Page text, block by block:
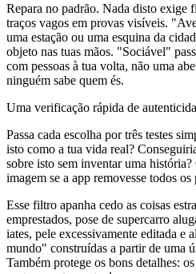
Repara no padrão. Nada disto exige
traços vagos em provas visíveis.
uma estação ou uma esquina da
objeto nas tuas mãos. "Sociável"
com pessoas à tua volta, não uma
ninguém sabe quem és.
Uma verificação rápida de
Passa cada escolha por três testes
isto como a tua vida real?
sobre isto sem inventar uma
imagem se a app removesse todos
Esse filtro apanha cedo as coisas
emprestados, pose de supercarro
iates, pele excessivamente editada e
mundo" construídas a partir de uma
Também protege os bons detalhes: